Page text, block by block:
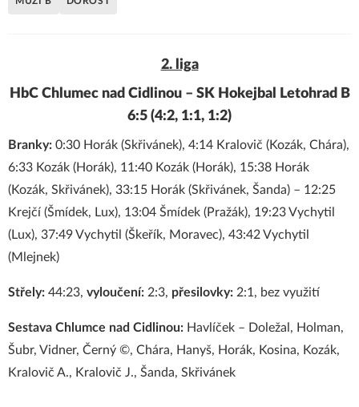
2. liga
HbC Chlumec nad Cidlinou – SK Hokejbal Letohrad B
6:5 (4:2, 1:1, 1:2)
Branky: 0:30 Horák (Skřivánek), 4:14 Kralovič (Kozák, Chára),
6:33 Kozák (Horák), 11:40 Kozák (Horák), 15:38 Horák
(Kozák, Skřivánek), 33:15 Horák (Skřivánek, Šanda) – 12:25
Krejčí (Šmídek, Lux), 13:04 Šmídek (Pražák), 19:23 Vychytil
(Lux), 37:49 Vychytil (Škeřík, Moravec), 43:42 Vychytil
(Mlejnek)
Střely: 44:23, vyloučení: 2:3, přesilovky: 2:1, bez využití
Sestava Chlumce nad Cidlinou: Havlíček – Doležal, Holman,
Šubr, Vidner, Černý ©, Chára, Hanyš, Horák, Kosina, Kozák,
Kralovič A., Kralovič J., Šanda, Skřivánek